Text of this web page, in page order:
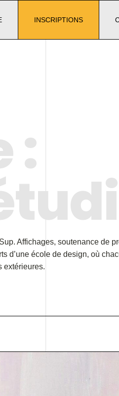
INSCRIPTIONS
:
Affichages, soutenance de
d’une école de design, où
extérieures.